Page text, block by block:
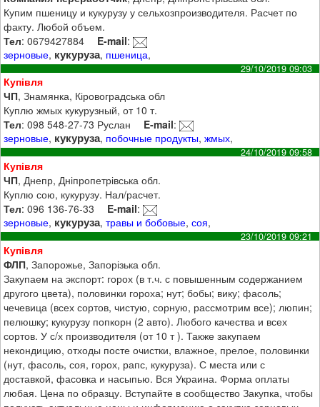
Купим пшеницу и кукурузу у сельхозпроизводителя. Расчет по
факту. Любой объем.
Тел: 0679427884 E-mail:
зерновые, кукуруза, пшеница,
29/10/2019 09:03
Купівля
ЧП, Знамянка, Кіровоградська обл
Куплю жмых кукурузный, от 10 т.
Тел: 098 548-27-73 Руслан E-mail:
зерновые, кукуруза, побочные продукты,жмых,
24/10/2019 09:58
Купівля
ЧП, Днепр, Дніпропетрівська обл.
Куплю сою, кукурузу. Нал/расчет.
Тел: 096 136-76-33 E-mail:
зерновые, кукуруза,травы и бобовые,соя,
23/10/2019 09:21
Купівля
ФЛП, Запорожье, Запорізька обл.
Закупаем на экспорт: горох (в т.ч. с повышенным содержанием
другого цвета), половинки гороха; нут; бобы; вику; фасоль;
чечевица (всех сортов, чистую, сорную, рассмотрим все); люпин;
пелюшку; кукурузу попкорн (2 авто). Любого качества и всех
сортов. У с/х производителя (от 10 т ). Также закупаем
некондицию, отходы посте очистки, влажное, прелое, половинки
(нут, фасоль, соя, горох, рапс, кукуруза). С места или с
доставкой, фасовка и насыпью. Вся Украина. Форма оплаты
любая. Цена по образцу. Вступайте в сообщество Закупка, чтобы